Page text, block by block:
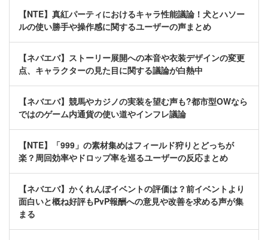
【NTE】真紅パーティにおけるキャラ性能議論！犬とハソー
ルの使い勝手や操作感に関するユーザーの声まとめ
【ネバエバ】ストーリー展開への本音や衣装デザインの変更
点、キャラクターの見た目に関する議論が白熱中
【ネバエバ】競馬やカジノの実装を望む声も?都市型OWなら
ではのゲーム内通貨の使い道やインフレ議論
【NTE】「999」の素材集めはフィールド狩りとどっちが
楽？周回効率やドロップ率を巡るユーザーの反応まとめ
【ネバエバ】かくれんぼイベントの評価は？前イベントより
面白いと概ね好評もPvP報酬への意見や改善を求める声が集
まる